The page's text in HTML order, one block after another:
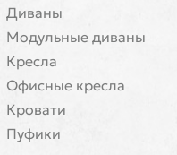
Диваны
Модульные диваны
Кресла
Офисные кресла
Кровати
Пуфики